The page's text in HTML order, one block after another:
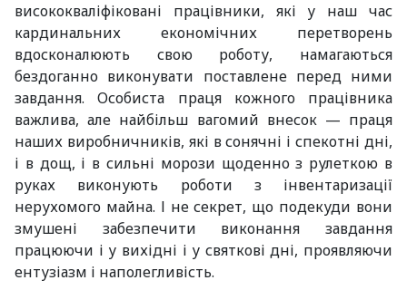
висококваліфіковані працівники, які у наш час
кардинальних економічних перетворень
вдосконалюють свою роботу, намагаються
бездоганно виконувати поставлене перед ними
завдання. Особиста праця кожного працівника
важлива, але найбільш вагомий внесок — праця
наших виробничників, які в сонячні і спекотні дні,
і в дощ, і в сильні морози щоденно з рулеткою в
руках виконують роботи з інвентаризації
нерухомого майна. І не секрет, що подекуди вони
змушені забезпечити виконання завдання
працюючи і у вихідні і у святкові дні, проявляючи
ентузіазм і наполегливість.